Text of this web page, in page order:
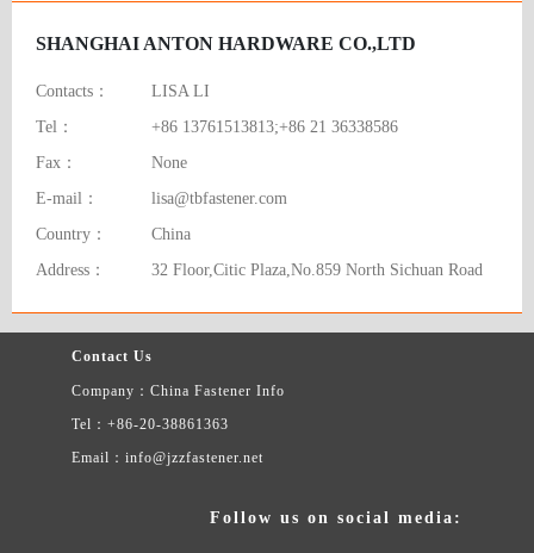
SHANGHAI ANTON HARDWARE CO.,LTD
Contacts：
LISA LI
Tel：
+86 13761513813;+86 21 36338586
Fax：
None
E-mail：
lisa@tbfastener.com
Country：
China
Address：
32 Floor,Citic Plaza,No.859 North Sichuan Road
Contact Us
Company：China Fastener Info
Tel：+86-20-38861363
Email：info@jzzfastener.net
Follow us on social media: